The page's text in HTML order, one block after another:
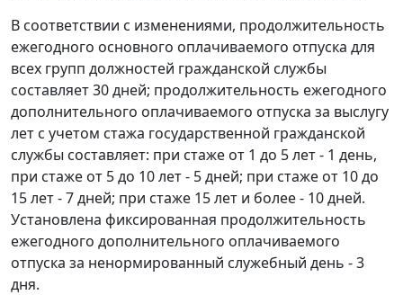
В соответствии с изменениями, продолжительность
ежегодного основного оплачиваемого отпуска для
всех групп должностей гражданской службы
составляет 30 дней; продолжительность ежегодного
дополнительного оплачиваемого отпуска за выслугу
лет с учетом стажа государственной гражданской
службы составляет: при стаже от 1 до 5 лет - 1 день,
при стаже от 5 до 10 лет - 5 дней; при стаже от 10 до
15 лет - 7 дней; при стаже 15 лет и более - 10 дней.
Установлена фиксированная продолжительность
ежегодного дополнительного оплачиваемого
отпуска за ненормированный служебный день - 3
дня.